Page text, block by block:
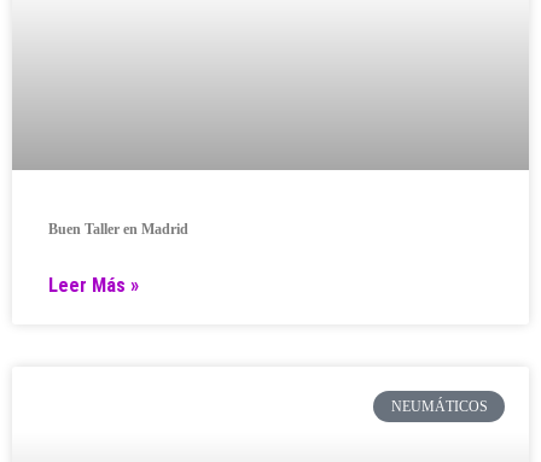
Buen Taller en Madrid
Leer Más »
NEUMÁTICOS